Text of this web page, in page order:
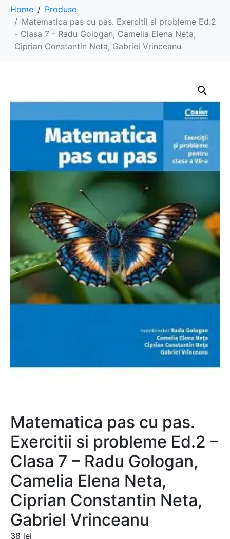
Home
Produse
Matematica pas cu pas. Exercitii si probleme Ed.2
- Clasa 7 - Radu Gologan, Camelia Elena Neta,
Ciprian Constantin Neta, Gabriel Vrinceanu
Matematica pas cu pas.
Exercitii si probleme Ed.2 –
Clasa 7 – Radu Gologan,
Camelia Elena Neta,
Ciprian Constantin Neta,
Gabriel Vrinceanu
38 lei